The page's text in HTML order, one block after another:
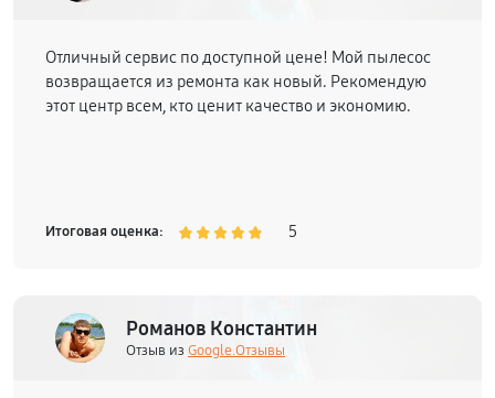
Отличный сервис по доступной цене! Мой пылесос
возвращается из ремонта как новый. Рекомендую
этот центр всем, кто ценит качество и экономию.
Итоговая оценка: 5
Романов Константин
Отзыв из Google.Отзывы